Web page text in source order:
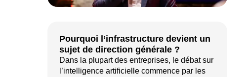
Pourquoi l’infrastructure devient un
sujet de direction générale ?
Dans la plupart des entreprises, le débat sur
l’intelligence artificielle commence par les